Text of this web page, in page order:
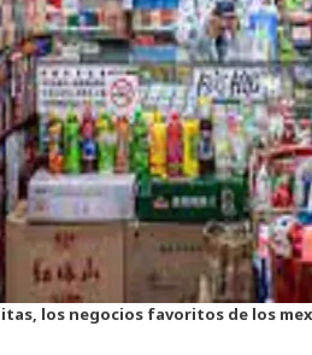
los negocios favoritos de los